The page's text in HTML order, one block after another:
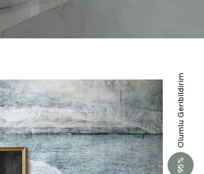
95
%
Olumlu Geribildirim